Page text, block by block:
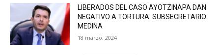
LIBERADOS DEL CASO AYOTZINAPA DAN
NEGATIVO A TORTURA: SUBSECRETARIO
MEDINA
18 marzo, 2024